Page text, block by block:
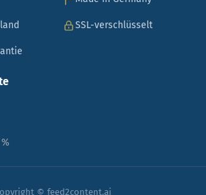
SSL-verschlüsselt
%
© feed2content.ai